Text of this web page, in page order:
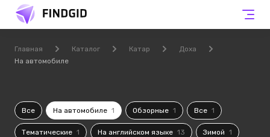
Главная Каталог Катар
Доха
На автомобиле
Все На автомобиле 1 Обзорные 1 Все 1
Тематические 1 На английском языке 13 Зимой 1